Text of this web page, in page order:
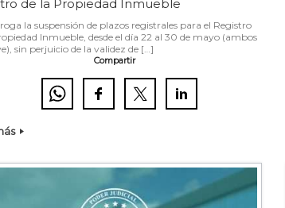
de la Propiedad Inmueble
la suspensión de plazos registrales para el Registro
Inmueble, desde el día 22 al 30 de mayo (ambos
sin perjuicio de la validez de […]
Compartir